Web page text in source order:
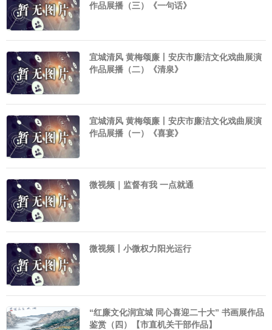
作品展播（三）《一句话》
宜城清风 黄梅颂廉丨安庆市廉洁文化戏曲展演
作品展播（二）《清泉》
宜城清风 黄梅颂廉丨安庆市廉洁文化戏曲展演
作品展播（一）《喜宴》
微视频｜监督有我 一点就通
微视频丨小微权力阳光运行
“红廉文化润宜城 同心喜迎二十大” 书画展作品
鉴赏（四）【市直机关干部作品】